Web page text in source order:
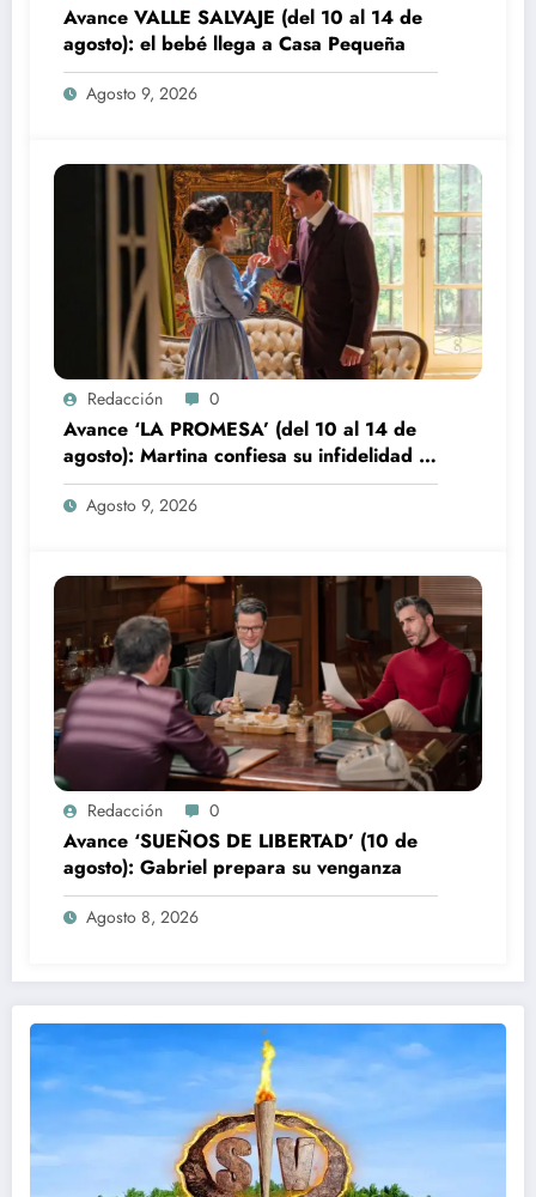
Avance VALLE SALVAJE (del 10 al 14 de
agosto): el bebé llega a Casa Pequeña
Agosto 9, 2026
Redacción 0
Avance ‘LA PROMESA’ (del 10 al 14 de
agosto): Martina confiesa su infidelidad a
Jacobo
Agosto 9, 2026
Redacción 0
Avance ‘SUEÑOS DE LIBERTAD’ (10 de
agosto): Gabriel prepara su venganza
Agosto 8, 2026